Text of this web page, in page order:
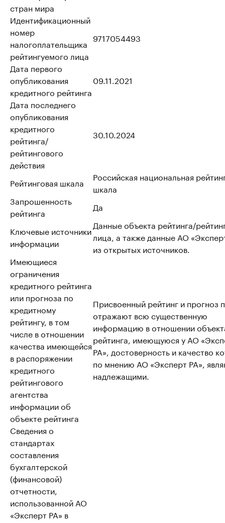
стран мира
Идентификационный
номер
налогоплательщика
рейтингуемого лица
9717054493
Дата первого
опубликования
кредитного рейтинга
09.11.2021
Дата последнего
опубликования
кредитного
рейтинга/
рейтингового
действия
30.10.2024
Рейтинговая шкала
Российская национальная
шкала
Запрошенность
рейтинга
Да
Ключевые источники
информации
Данные объекта рейтинга/
лица, а также данные АО
из открытых источников.
Имеющиеся
ограничения
кредитного рейтинга
или прогноза по
кредитному
рейтингу, в том
числе в отношении
качества имеющейся
в распоряжении
кредитного
рейтингового
агентства
информации об
объекте рейтинга
Присвоенный рейтинг и прогноз
отражают всю существенную
информацию в отношении
рейтинга, имеющуюся у АО
РА», достоверность и качество
по мнению АО «Эксперт РА»,
надлежащими.
Сведения о
стандартах
составления
бухгалтерской
(финансовой)
отчетности,
использованной АО
«Эксперт РА» в